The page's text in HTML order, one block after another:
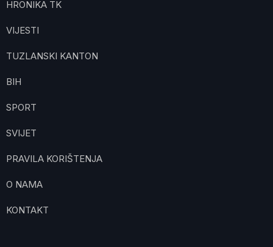
HRONIKA TK
VIJESTI
TUZLANSKI KANTON
BIH
SPORT
SVIJET
PRAVILA KORIŠTENJA
O NAMA
KONTAKT